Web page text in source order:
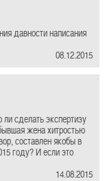
давности написания
08.12.2015
сделать экспертизу
жена хитростью
составлен якобы в
году? И если это
14.08.2015